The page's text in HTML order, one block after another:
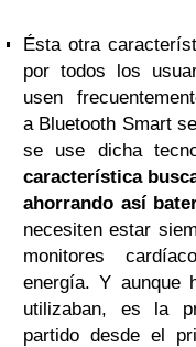
Ésta otra
por todos los
usen
a Bluetooth Smart
se use dicha
característica
ahorrando así
necesiten estar
monitores
energía. Y aunque
utilizaban, es la
partido desde el